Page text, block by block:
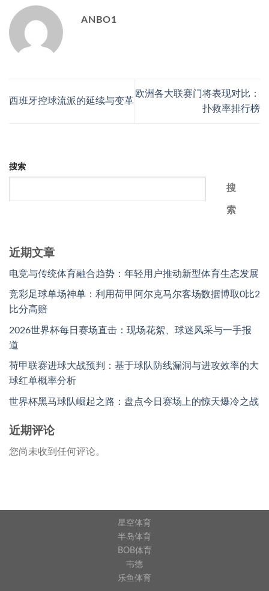
ANBO1
西班牙控球流派的延续与变革
欧洲各大联赛门将表现对比：
扑救率排行榜
搜索
搜
索
近期文章
电竞与传统体育融合趋势：年轻用户推动新型体育生态发展
竞彩足球单场神单：利用荷甲阿尔克马尔客场数据博取0比2
比分高赔
2026世界杯每日赛场直击：现场花絮、球迷风采与一手报
道
荷甲联赛进球大战预判：基于球队防线漏洞与进攻效率的大
球红单概率分析
世界杯黑马球队崛起之路：盘点今日赛场上的惊天爆冷之战
近期评论
您尚未收到任何评论。
星空体育
半岛体育
BOB体育
韦德
乐鱼体育